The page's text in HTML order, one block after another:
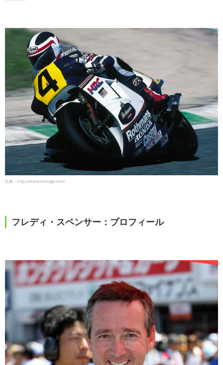
出典：http://www.motogp.com/
フレディ・スペンサー：プロフィール